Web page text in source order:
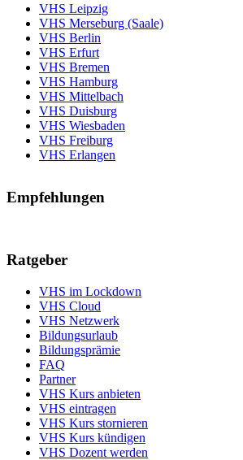
VHS Leipzig
VHS Merseburg (Saale)
VHS Berlin
VHS Erfurt
VHS Bremen
VHS Hamburg
VHS Mittelbach
VHS Duisburg
VHS Wiesbaden
VHS Freiburg
VHS Erlangen
Empfehlungen
Ratgeber
VHS im Lockdown
VHS Cloud
VHS Netzwerk
Bildungsurlaub
Bildungsprämie
FAQ
Partner
VHS Kurs anbieten
VHS eintragen
VHS Kurs stornieren
VHS Kurs kündigen
VHS Dozent werden